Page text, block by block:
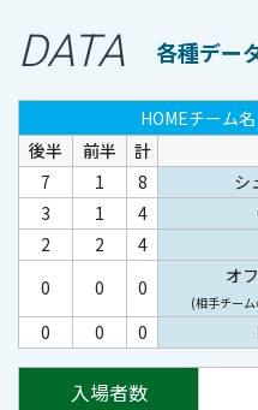
DATA 各種デー
HOMEチーム名
後半
前半 計
7
1 8 シ
3
1 4
2
2 4
0
0 0 オ
(相手チー
0
0 0
入場者数